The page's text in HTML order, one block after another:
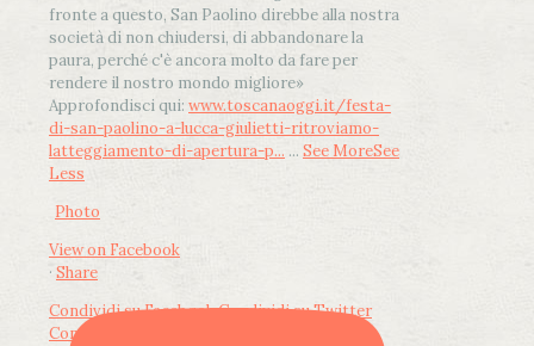
fronte a questo, San Paolino direbbe alla nostra
società di non chiudersi, di abbandonare la
paura, perché c'è ancora molto da fare per
rendere il nostro mondo migliore»
Approfondisci qui: www.toscanaoggi.it/festa-
di-san-paolino-a-lucca-giulietti-ritroviamo-
latteggiamento-di-apertura-p... ... See MoreSee
Less
Photo
View on Facebook
· Share
Condividi su FacebookCondividi su Twitter
Condividi su LinkedIn